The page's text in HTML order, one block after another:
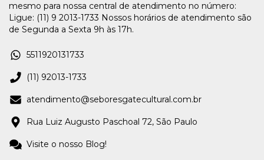
mesmo para nossa central de atendimento no número:
Ligue: (11) 9 2013-1733 Nossos horários de atendimento são
de Segunda a Sexta 9h às 17h.
5511920131733
(11) 92013-1733
atendimento@seboresgatecultural.com.br
Rua Luiz Augusto Paschoal 72, São Paulo
Visite o nosso Blog!